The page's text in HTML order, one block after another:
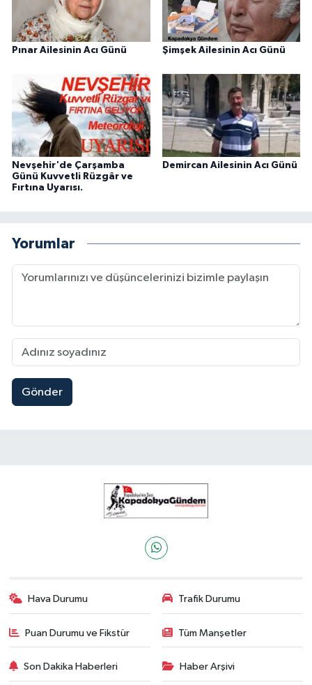
Pınar Ailesinin Acı Günü Şimşek Ailesinin Acı Günü
Nevşehir'de Çarşamba
Günü Kuvvetli Rüzgâr ve
Fırtına Uyarısı.
Demircan Ailesinin Acı Günü
Yorumlar
Gönder
Hava Durumu Trafik Durumu
Puan Durumu ve Fikstür Tüm Manşetler
Son Dakika Haberleri Haber Arşivi